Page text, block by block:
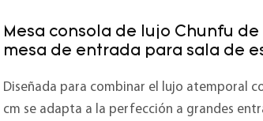
Mesa consola de lujo Chunfu
mesa de entrada para sala de
Diseñada para combinar el lujo atemporal
cm se adapta a la perfección a grandes